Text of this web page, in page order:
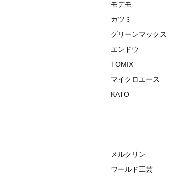
モデモ
カツミ
グリーンマックス
エンドウ
TOMIX
マイクロエース
KATO
メルクリン
ワールド工芸